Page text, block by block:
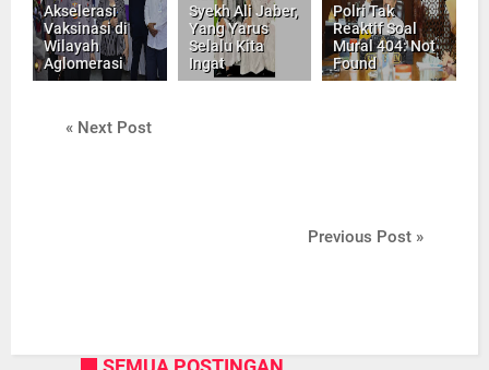
Akselerasi
Vaksinasi di
Wilayah
Aglomerasi
Syekh Ali Jaber,
Yang Yarus
Selalu Kita
Ingat
Polri Tak
Reaktif Soal
Mural 404: Not
Found
« Next Post
Previous Post »